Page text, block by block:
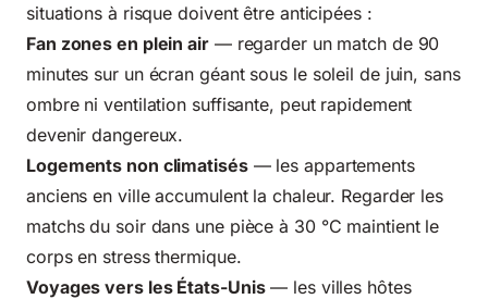
situations à risque doivent être anticipées :
Fan zones en plein air— regarder un match de 90
minutes sur un écran géant sous le soleil de juin, sans
ombre ni ventilation suffisante, peut rapidement
devenir dangereux.
Logements non climatisés— les appartements
anciens en ville accumulent la chaleur. Regarder les
matchs du soir dans une pièce à 30 °C maintient le
corps en stress thermique.
Voyages vers les États-Unis— les villes hôtes